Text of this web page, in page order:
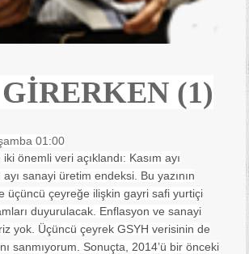
GİRERKEN (1)
01:00
önemli veri açıklandı: Kasım ayı
sanayi üretim endeksi. Bu yazının
üçüncü çeyreğe ilişkin gayri safi yurtiçi
duyurulacak. Enflasyon ve sanayi
yok. Üçüncü çeyrek GSYH verisinin de
sanmıyorum. Sonuçta, 2014’ü bir önceki